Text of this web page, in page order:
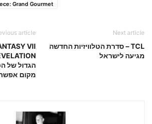
Grand Gourmet
article
VII
הגדול של
מקום
Next article
TCL – סדרת הטלוויזיות החדשה
מגיעה לישראל